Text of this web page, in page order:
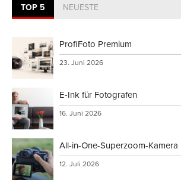
TOP 5 NEUESTE
ProfiFoto Premium
23. Juni 2026
E-Ink für Fotografen
16. Juni 2026
All-in-One-Superzoom-Kamera
12. Juli 2026